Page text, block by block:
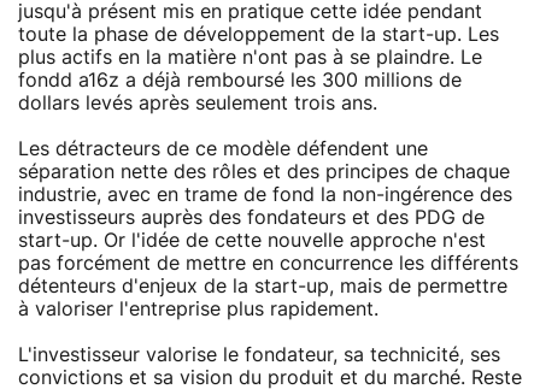
jusqu'à présent mis en pratique cette idée pendant
toute la phase de développement de la start-up. Les
plus actifs en la matière n'ont pas à se plaindre. Le
fondd a16z a déjà remboursé les 300 millions de
dollars levés après seulement trois ans.
Les détracteurs de ce modèle défendent une
séparation nette des rôles et des principes de chaque
industrie, avec en trame de fond la non-ingérence des
investisseurs auprès des fondateurs et des PDG de
start-up. Or l'idée de cette nouvelle approche n'est
pas forcément de mettre en concurrence les différents
détenteurs d'enjeux de la start-up, mais de permettre
à valoriser l'entreprise plus rapidement.
L'investisseur valorise le fondateur, sa technicité, ses
convictions et sa vision du produit et du marché. Reste